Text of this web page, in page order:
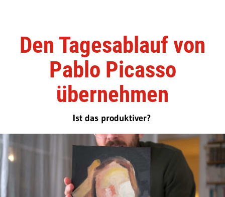
Den Tagesablauf von
Pablo Picasso
übernehmen
Ist das produktiver?